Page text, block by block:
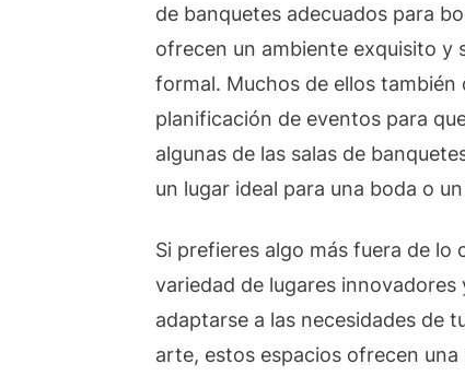
de banquetes adecuados para
ofrecen un ambiente exquisito y
formal. Muchos de ellos
planificación de eventos para
algunas de las salas de
un lugar ideal para una boda o
Si prefieres algo más fuera de lo
variedad de lugares
adaptarse a las necesidades de
arte, estos espacios ofrecen